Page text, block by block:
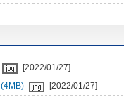
[2022/01/27]
[2022/01/27]